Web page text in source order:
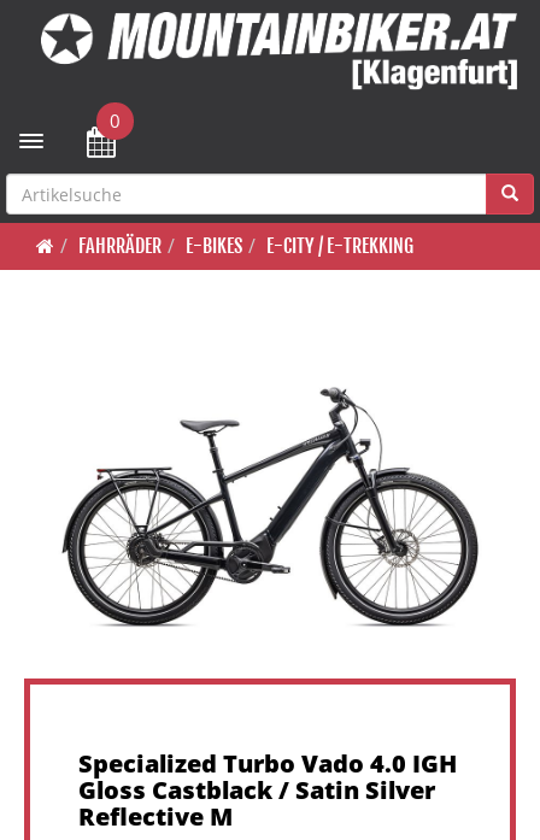
Toggle navigation
0
FAHRRÄDER E-BIKES E-CITY / E-TREKKING
Specialized Turbo Vado 4.0 IGH
Gloss Castblack / Satin Silver
Reflective M